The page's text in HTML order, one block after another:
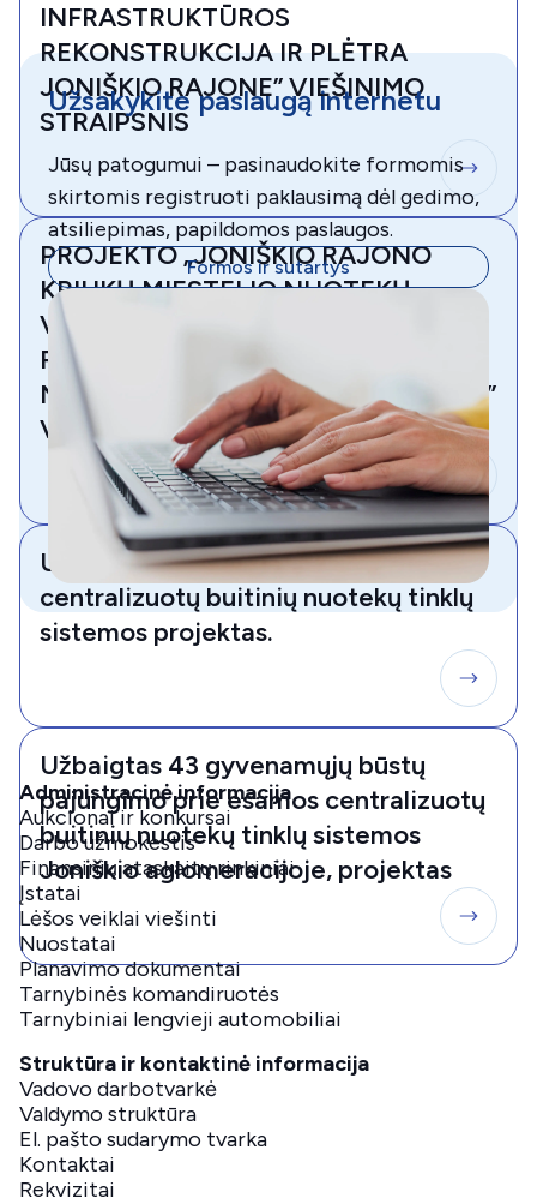
INFRASTRUKTŪROS
REKONSTRUKCIJA IR PLĖTRA
JONIŠKIO RAJONE” VIEŠINIMO
STRAIPSNIS
PROJEKTO „JONIŠKIO RAJONO
KRIUKŲ MIESTELIO NUOTEKŲ
VALYMO ĮRENGINIŲ
REKONSTRUKCIJA PADIDINANT
NUOTEKŲ IŠVALYMO EFEKTYVUMĄ”
VIEŠINIMO STRAIPSNIS
Užbaigtas 11 būstų pajungimo prie
centralizuotų buitinių nuotekų tinklų
sistemos projektas.
Užbaigtas 43 gyvenamųjų būstų
pajungimo prie esamos centralizuotų
buitinių nuotekų tinklų sistemos
Joniškio aglomeracijoje, projektas
Užsakykite paslaugą internetu
Jūsų patogumui – pasinaudokite formomis
skirtomis registruoti paklausimą dėl gedimo,
atsiliepimas, papildomos paslaugos.
Formos ir sutartys
Administracinė informacija
Aukcionai ir konkursai
Darbo užmokestis
Finansinių ataskaitų rinkiniai
Įstatai
Lėšos veiklai viešinti
Nuostatai
Planavimo dokumentai
Tarnybinės komandiruotės
Tarnybiniai lengvieji automobiliai
Struktūra ir kontaktinė informacija
Vadovo darbotvarkė
Valdymo struktūra
El. pašto sudarymo tvarka
Kontaktai
Rekvizitai